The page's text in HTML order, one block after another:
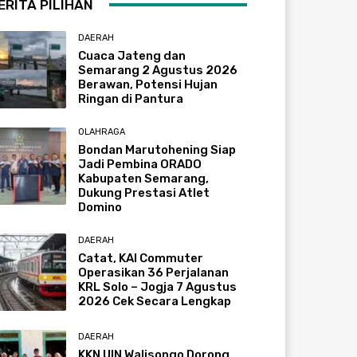
PILIHAN
DAERAH
Cuaca Jateng dan
Semarang 2 Agustus 2026
Berawan, Potensi Hujan
Ringan di Pantura
OLAHRAGA
Bondan Marutohening Siap
Jadi Pembina ORADO
Kabupaten Semarang,
Dukung Prestasi Atlet
Domino
DAERAH
Catat, KAI Commuter
Operasikan 36 Perjalanan
KRL Solo – Jogja 7 Agustus
2026 Cek Secara Lengkap
DAERAH